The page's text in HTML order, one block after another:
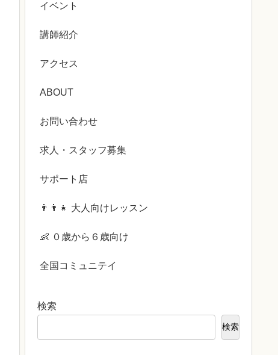
イベント
講師紹介
アクセス
ABOUT
お問い合わせ
求人・スタッフ募集
サポート店
👨‍👨‍👧 大人向けレッスン
👶 ０歳から６歳向け
全国コミュニテイ
検索
検索